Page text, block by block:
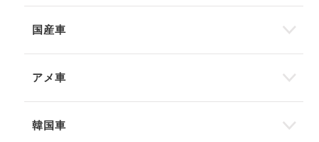
国産車
アメ車
韓国車